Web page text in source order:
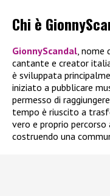
Chi è
GionnyScandal, nome
cantante e creator
è sviluppata
iniziato a pubblicare
permesso di
tempo è riuscito a
vero e proprio
costruendo una